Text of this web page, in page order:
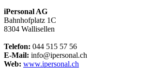
iPersonal AG
Bahnhofplatz 1C
8304 Wallisellen
Telefon: 044 515 57 56
E-Mail: info@ipersonal.ch
Web: www.ipersonal.ch